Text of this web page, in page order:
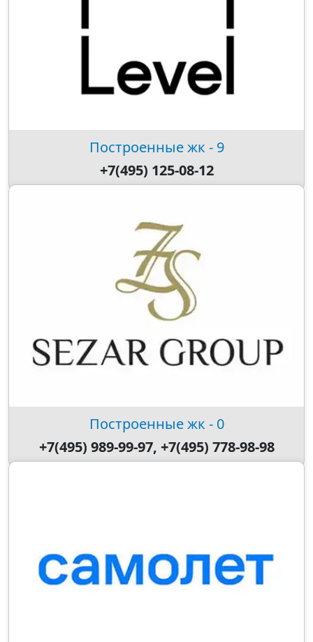
Построенные жк - 9
+7(495) 125-08-12
Построенные жк - 0
+7(495) 989-99-97, +7(495) 778-98-98